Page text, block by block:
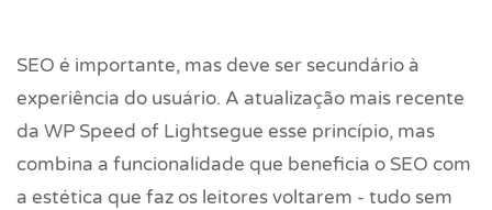
SEO é importante, mas deve ser secundário à
experiência do usuário. A atualização mais recente
da WP Speed of Lightsegue esse princípio, mas
combina a funcionalidade que beneficia o SEO com
a estética que faz os leitores voltarem - tudo sem